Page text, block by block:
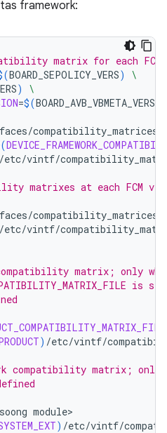
framework:
matrix for each FCM
BOARD_SEPOLICY_VERS)
\
)
\
=$(
/etc/vintf/
matrixes at each FCM
/etc/vintf/
matrix; only
) /etc/vintf/
compatibility matrix; only
soong module>
) /etc/vintf/